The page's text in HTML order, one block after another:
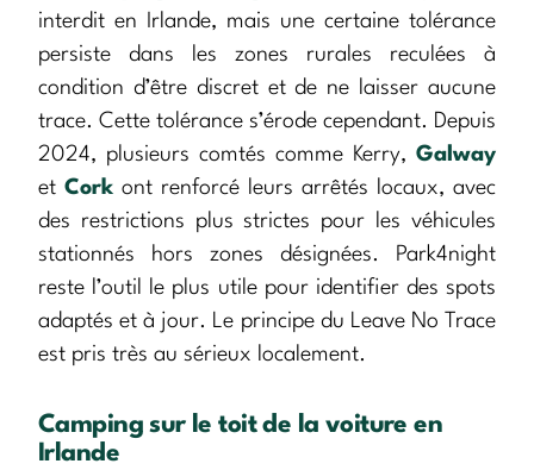
interdit en Irlande, mais une certaine tolérance
persiste dans les zones rurales reculées à
condition d’être discret et de ne laisser aucune
trace. Cette tolérance s’érode cependant. Depuis
2024, plusieurs comtés comme Kerry, Galway
et Cork ont renforcé leurs arrêtés locaux, avec
des restrictions plus strictes pour les véhicules
stationnés hors zones désignées. Park4night
reste l’outil le plus utile pour identifier des spots
adaptés et à jour. Le principe du Leave No Trace
est pris très au sérieux localement.
Camping sur le toit de la voiture en
Irlande